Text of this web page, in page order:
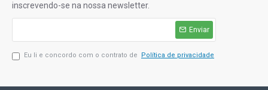
inscrevendo-se na nossa newsletter.
Enviar
Eu li e concordo com o contrato de Política de privacidade